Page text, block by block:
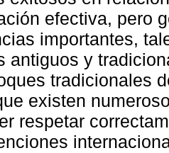
efectiva, pero
importantes,
antiguos y
tradicionales
existen
respetar